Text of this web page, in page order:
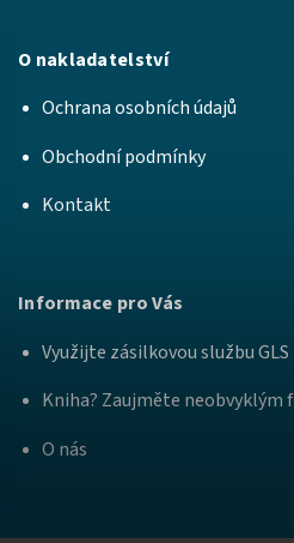
O nakladatelství
Ochrana osobních údajů
Obchodní podmínky
Kontakt
Informace pro Vás
Využijte zásilkovou službu GLS
Kniha? Zaujměte neobvyklým
O nás